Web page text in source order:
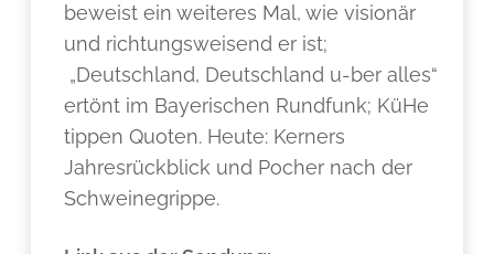
beweist ein weiteres Mal, wie visionär
und richtungsweisend er ist;
„Deutschland, Deutschland u-ber alles“
ertönt im Bayerischen Rundfunk; KüHe
tippen Quoten. Heute: Kerners
Jahresrückblick und Pocher nach der
Schweinegrippe.